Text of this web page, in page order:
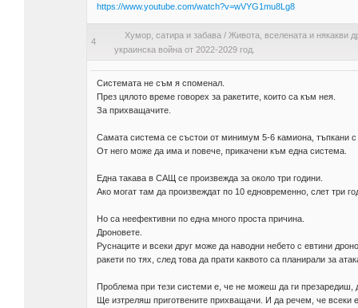
https://www.youtube.com/watch?v=wVYG1mu8Lg8
4
Хумор, сатира и забава / Живота, вселената и някакви
украинска война от 2022-2029 год.
Системата не съм я споменал.
През цялото време говорех за ракетите, които са към нея.
За прихващачите.
Самата система се състои от минимум 5-6 камиона, тъпкани
От него може да има и повече, прикачени към една система.
Една такава в САЩ се произвежда за около три години.
Ако могат там да произвеждат по 10 едновременно, слет три
Но са неефективни по една много проста причина.
Дроновете.
Руснаците и всеки друг може да наводни небето с евтини
ракети по тях, след това да прати каквото са планирали за
Проблема при тези системи е, че не можеш да ги презаредиш,
Ще изтреляш приготвените прихващачи. И да речем, че всеки